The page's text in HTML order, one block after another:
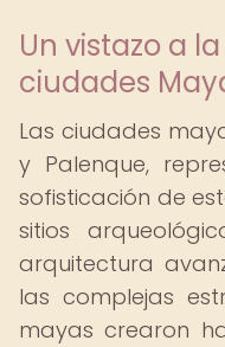
Un vistazo a
ciudades
Las ciudades
y Palenque,
sofisticación de
sitios
arquitectura
las complejas
mayas crearon